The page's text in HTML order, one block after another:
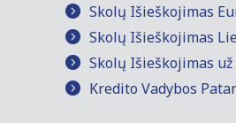
Skolų Išieškojimas
Skolų Išieškojimas
Skolų Išieškojimas
Kredito Vadybos